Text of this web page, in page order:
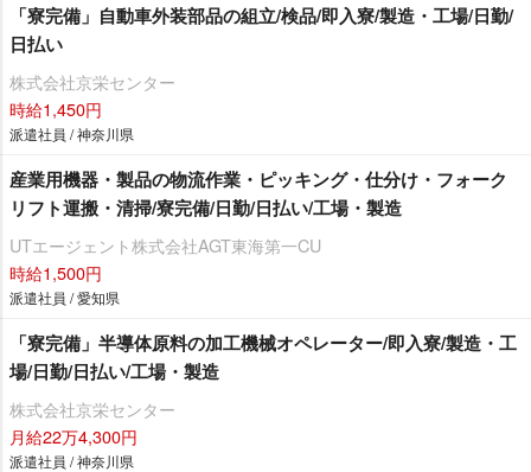
「寮完備」自動車外装部品の組立/検品/即入寮/製造・工場/日勤/
日払い
株式会社京栄センター
時給1,450円
派遣社員 / 神奈川県
産業用機器・製品の物流作業・ピッキング・仕分け・フォーク
リフト運搬・清掃/寮完備/日勤/日払い/工場・製造
UTエージェント株式会社AGT東海第一CU
時給1,500円
派遣社員 / 愛知県
「寮完備」半導体原料の加工機械オペレーター/即入寮/製造・工
場/日勤/日払い/工場・製造
株式会社京栄センター
月給22万4,300円
派遣社員 / 神奈川県